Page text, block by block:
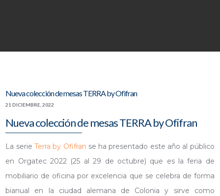
Nueva colección de mesas TERRA by Ofifran
21 DICIEMBRE, 2022
Nueva colección de mesas TERRA by Ofifran
La serie Terra by Ofifran se ha presentado este año al público
en Orgatec 2022 (25 al 29 de octubre) que es la feria de
mobiliario de oficina por excelencia que se celebra de forma
bianual en la ciudad alemana de Colonia y sirve como